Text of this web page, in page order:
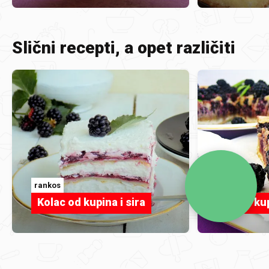
Slični recepti, a opet različiti
rankos
Kolac od kupina i sira Pita s